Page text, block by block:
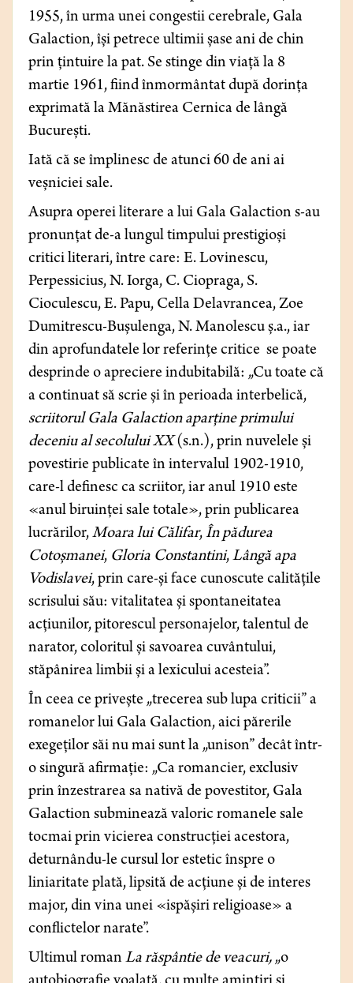
1955, în urma unei congestii cerebrale, Gala
Galaction, își petrece ultimii șase ani de chin
prin țintuire la pat. Se stinge din viață la 8
martie 1961, fiind înmormântat după dorința
exprimată la Mănăstirea Cernica de lângă
București.
Iată că se împlinesc de atunci 60 de ani ai
veșniciei sale.
Asupra operei literare a lui Gala Galaction s-au
pronunțat de-a lungul timpului prestigioși
critici literari, între care: E. Lovinescu,
Perpessicius, N. Iorga, C. Ciopraga, S.
Cioculescu, E. Papu, Cella Delavrancea, Zoe
Dumitrescu-Bușulenga, N. Manolescu ș.a., iar
din aprofundatele lor referințe critice se poate
desprinde o apreciere indubitabilă: „Cu toate că
a continuat să scrie și în perioada interbelică,
scriitorul Gala Galaction aparține primului
deceniu al secolului XX(s.n.), prin nuvelele și
povestirie publicate în intervalul 1902-1910,
care-l definesc ca scriitor, iar anul 1910 este
«anul biruinței sale totale», prin publicarea
lucrărilor,Moara lui Călifar,În pădurea
Cotoșmanei, Gloria Constantini,Lângă apa
Vodislavei, prin care-și face cunoscute calitățile
scrisului său: vitalitatea și spontaneitatea
acțiunilor, pitorescul personajelor, talentul de
narator, coloritul și savoarea cuvântului,
stăpânirea limbii și a lexicului acesteia”.
În ceea ce privește „trecerea sub lupa criticii” a
romanelor lui Gala Galaction, aici părerile
exegeților săi nu mai sunt la „unison” decât într-
o singură afirmație: „Ca romancier, exclusiv
prin înzestrarea sa nativă de povestitor, Gala
Galaction subminează valoric romanele sale
tocmai prin vicierea construcției acestora,
deturnându-le cursul lor estetic înspre o
liniaritate plată, lipsită de acțiune și de interes
major, din vina unei «ispășiri religioase» a
conflictelor narate”.
Ultimul roman La răspântie de veacuri,„o